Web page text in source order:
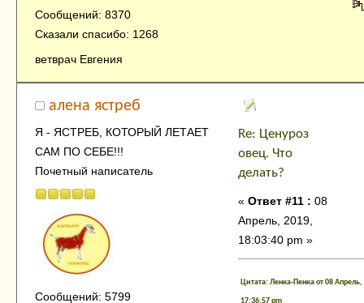
Сообщений: 8370
Сказали спасибо: 1268
ветврач Евгения
алена ястреб
Я - ЯСТРЕБ, КОТОРЫЙ ЛЕТАЕТ
САМ ПО СЕБЕ!!!
Почетный написатель
Сообщений: 5799
Re: Ценуроз
овец. Что
делать?
« Ответ #11 : 08
Апрель, 2019,
18:03:40 pm »
Цитата: Ленка-Пенка от 08 Апрель,
17:36:57 pm